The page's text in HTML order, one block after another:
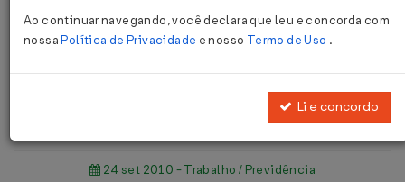
Projeto permite pagamento do Fies
24 set 2010 - Trabalho / Previdência
Ao continuar navegando, você declara que leu e concorda com
nossaPolítica de Privacidade e nosso Termo de Uso .
Li e concordo